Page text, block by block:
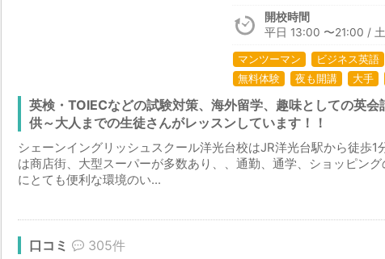
開校時間
平日 13:00 〜21:00 /
マンツーマン ビジネス英語
無料体験
夜も開講 大手
英検・TOIECなどの試験対策、海外留学、趣味としての英
供～大人までの生徒さんがレッスンしています！！
シェーンイングリッシュスクール洋光台校はJR洋光台駅から徒歩1
は商店街、大型スーパーが多数あり、、通勤、通学、ショッピン
にとても便利な環境のい...
口コミ 305件